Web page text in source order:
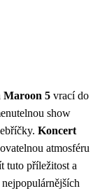
Maroon 5 vrací do
show
Koncert
atmosféru
tuto příležitost a